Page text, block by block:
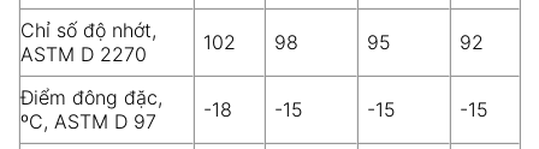
Chỉ số độ nhớt,
ASTM D 2270
102 98 95 92
Điểm đông đặc,
ºC, ASTM D 97
-18 -15 -15 -15